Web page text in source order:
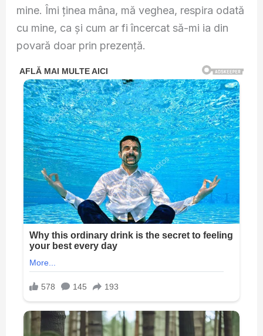
mine. Îmi ținea mâna, mă veghea, respira odată
cu mine, ca și cum ar fi încercat să-mi ia din
povară doar prin prezență.